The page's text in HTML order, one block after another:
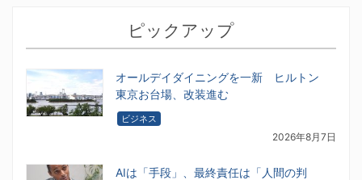
ピックアップ
オールデイダイニングを一新 ヒルトン
東京お台場、改装進む
ビジネス
2026年8月7日
AIは「手段」、最終責任は「人間の判